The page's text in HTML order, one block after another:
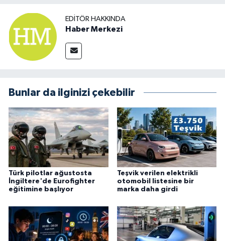
EDITÖR HAKKINDA
Haber Merkezi
Bunlar da ilginizi çekebilir
Türk pilotlar ağustosta
İngiltere'de Eurofighter
eğitimine başlıyor
Teşvik verilen elektrikli
otomobil listesine bir
marka daha girdi